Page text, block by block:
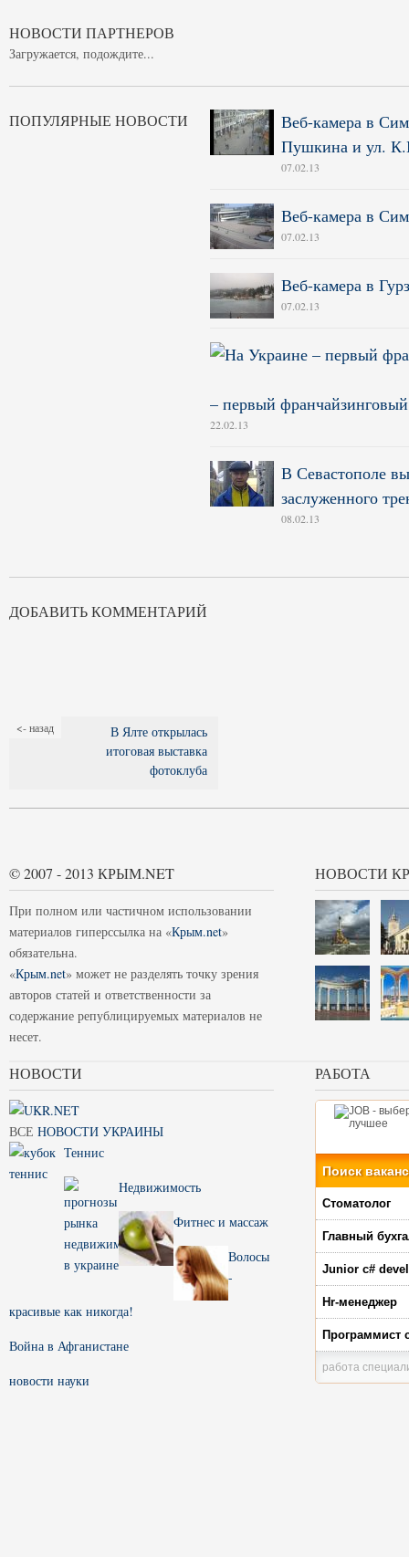
НОВОСТИ ПАРТНЕРОВ
Загружается, подождите...
ПОПУЛЯРНЫЕ НОВОСТИ
Веб-камера в
Пушкина и ул.
07.02.13
Веб-камера в
07.02.13
Веб-камера в
07.02.13
– первый
22.02.13
В Севастополе
заслуженного
08.02.13
ДОБАВИТЬ КОММЕНТАРИЙ
<- назад
В Ялте открылась
итоговая выставка
фотоклуба
© 2007 - 2013 КРЫМ.NET
При полном или частичном использовании
материалов гиперссылка на «Крым.net»
обязательна.
«Крым.net» может не разделять точку зрения
авторов статей и ответственности за
содержание републицируемых материалов не
несет.
НОВОСТИ
НОВОСТИ
ВСЕ НОВОСТИ УКРАИНЫ
Теннис
Недвижимость
Фитнес и массаж
Волосы
-
красивые как никогда!
Война в Афганистане
новости науки
РАБОТА
Поиск
Стоматолог
Главный
Junior c#
Hr-менеджер
Программист
работа